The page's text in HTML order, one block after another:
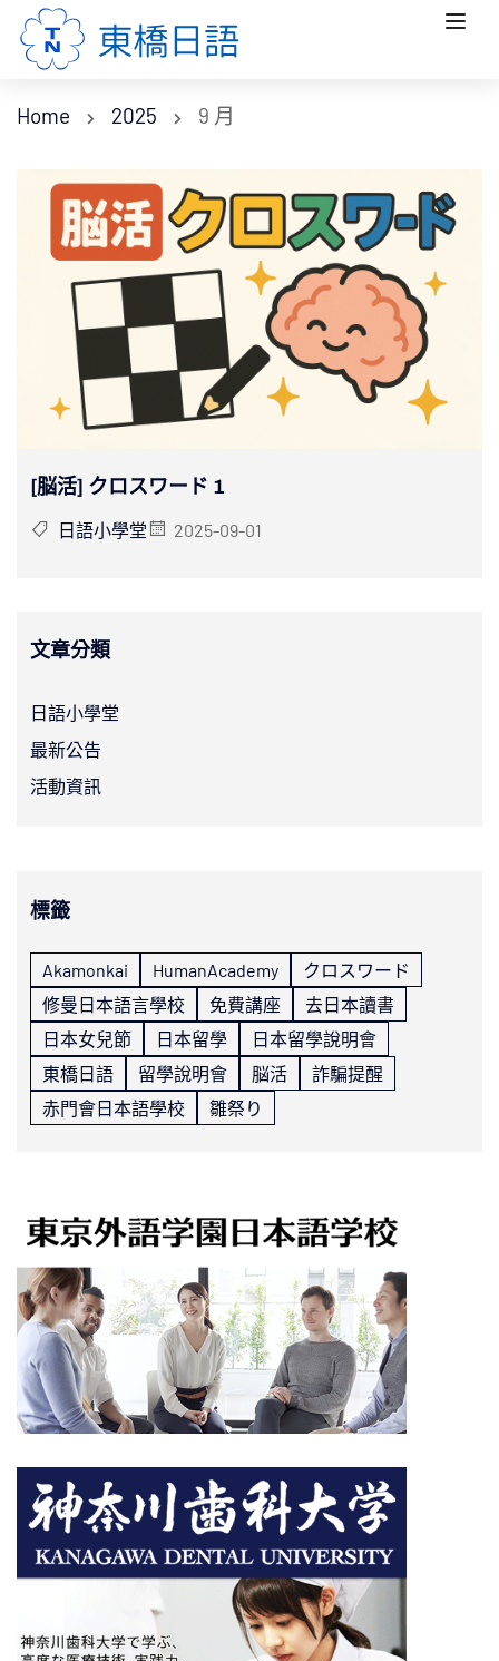
Home 2025 9 月
[脳活] クロスワード 1
日語小學堂 2025-09-01
文章分類
日語小學堂
最新公告
活動資訊
標籤
Akamonkai HumanAcademy
クロスワード
修曼日本語言學校
免費講座
去日本讀書
日本女兒節
日本留學
日本留學說明會
東橋日語
留學說明會 脳活
詐騙提醒
赤門會日本語學校
雛祭り